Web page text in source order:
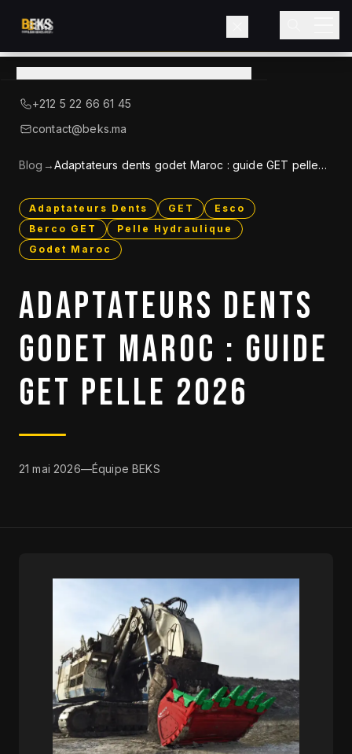
LIEBHERR — DISTRIBUTEUR OFFICIEL
Produits
Services
Secteurs
Blog
DESTOCKAGE
+212 5 22 66 61 45
contact@beks.ma
Blog →Adaptateurs dents godet Maroc : guide GET pelle
Adaptateurs Dents GET
Esco
Berco GET
Pelle Hydraulique
Godet Maroc
ADAPTATEURS DENTS
GODET MAROC : GUIDE
GET PELLE 2026
21 mai 2026—Équipe BEKS